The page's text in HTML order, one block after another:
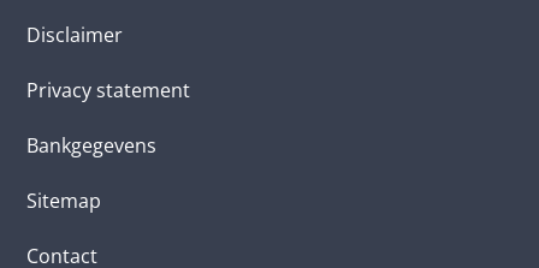
Disclaimer
Privacy statement
Bankgegevens
Sitemap
Contact